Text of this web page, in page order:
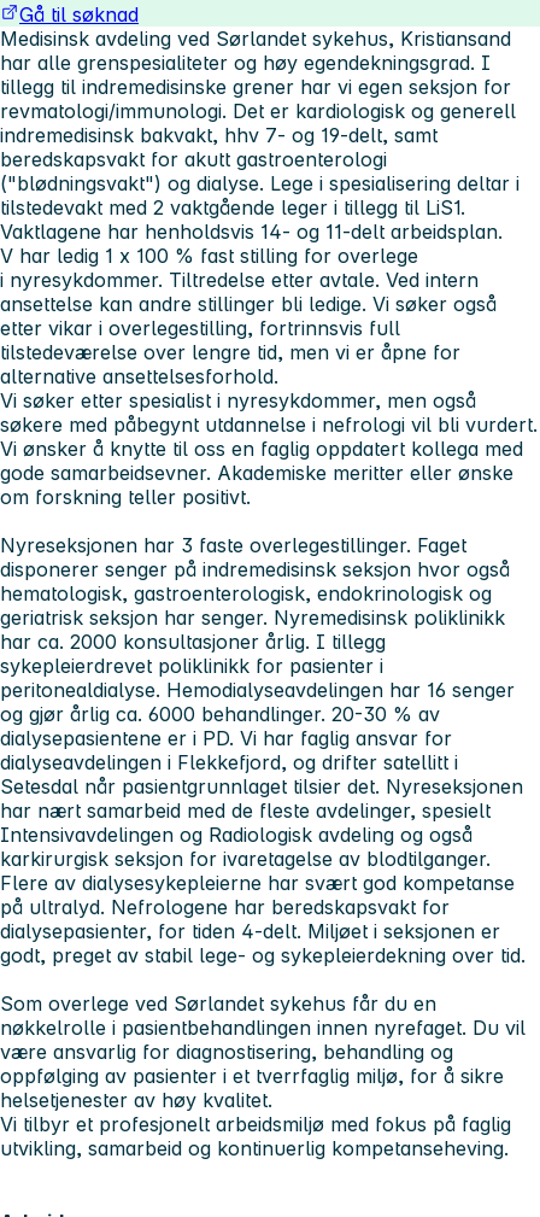
Gå til søknad
Medisinsk avdeling ved Sørlandet sykehus, Kristiansand
har alle grenspesialiteter og høy egendekningsgrad. I
tillegg til indremedisinske grener har vi egen seksjon for
revmatologi/immunologi. Det er kardiologisk og generell
indremedisinsk bakvakt, hhv 7- og 19-delt, samt
beredskapsvakt for akutt gastroenterologi
("blødningsvakt") og dialyse. Lege i spesialisering deltar i
tilstedevakt med 2 vaktgående leger i tillegg til LiS1.
Vaktlagene har henholdsvis 14- og 11-delt arbeidsplan.
V har ledig 1 x 100 % fast stilling for overlege
i nyresykdommer. Tiltredelse etter avtale. Ved intern
ansettelse kan andre stillinger bli ledige. Vi søker også
etter vikar i overlegestilling, fortrinnsvis full
tilstedeværelse over lengre tid, men vi er åpne for
alternative ansettelsesforhold.
Vi søker etter spesialist i nyresykdommer, men også
søkere med påbegynt utdannelse i nefrologi vil bli vurdert.
Vi ønsker å knytte til oss en faglig oppdatert kollega med
gode samarbeidsevner. Akademiske meritter eller ønske
om forskning teller positivt.
Nyreseksjonen har 3 faste overlegestillinger. Faget
disponerer senger på indremedisinsk seksjon hvor også
hematologisk, gastroenterologisk, endokrinologisk og
geriatrisk seksjon har senger. Nyremedisinsk poliklinikk
har ca. 2000 konsultasjoner årlig. I tillegg
sykepleierdrevet poliklinikk for pasienter i
peritonealdialyse. Hemodialyseavdelingen har 16 senger
og gjør årlig ca. 6000 behandlinger. 20-30 % av
dialysepasientene er i PD. Vi har faglig ansvar for
dialyseavdelingen i Flekkefjord, og drifter satellitt i
Setesdal når pasientgrunnlaget tilsier det. Nyreseksjonen
har nært samarbeid med de fleste avdelinger, spesielt
Intensivavdelingen og Radiologisk avdeling og også
karkirurgisk seksjon for ivaretagelse av blodtilganger.
Flere av dialysesykepleierne har svært god kompetanse
på ultralyd. Nefrologene har beredskapsvakt for
dialysepasienter, for tiden 4-delt. Miljøet i seksjonen er
godt, preget av stabil lege- og sykepleierdekning over tid.
Som overlege ved Sørlandet sykehus får du en
nøkkelrolle i pasientbehandlingen innen nyrefaget. Du vil
være ansvarlig for diagnostisering, behandling og
oppfølging av pasienter i et tverrfaglig miljø, for å sikre
helsetjenester av høy kvalitet.
Vi tilbyr et profesjonelt arbeidsmiljø med fokus på faglig
utvikling, samarbeid og kontinuerlig kompetanseheving.